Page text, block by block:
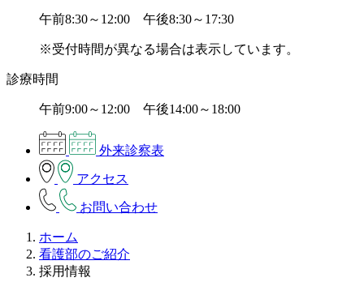
午前8:30～12:00 午後8:30～17:30
※受付時間が異なる場合は表示しています。
診療時間
午前9:00～12:00 午後14:00～18:00
外来診察表
アクセス
お問い合わせ
ホーム
看護部のご紹介
採用情報